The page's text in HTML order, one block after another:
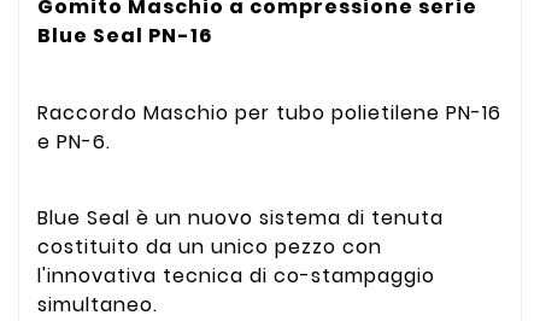
Gomito Maschio a compressione serie
Blue Seal PN-16
Raccordo Maschio per tubo polietilene PN-16
e PN-6.
Blue Seal è un nuovo sistema di tenuta
costituito da un unico pezzo con
l'innovativa tecnica di co-stampaggio
simultaneo.